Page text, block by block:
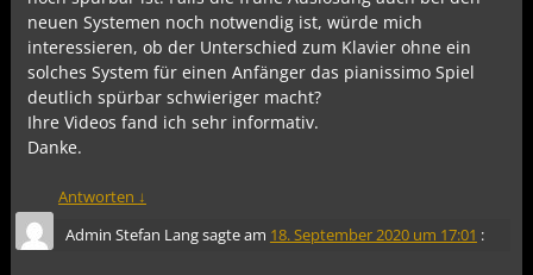
neuen Systemen noch notwendig ist, würde mich
interessieren, ob der Unterschied zum Klavier ohne ein
solches System für einen Anfänger das pianissimo Spiel
deutlich spürbar schwieriger macht?
Ihre Videos fand ich sehr informativ.
Danke.
Antworten ↓
Admin Stefan Langsagte am 18. September 2020 um 17:01 :